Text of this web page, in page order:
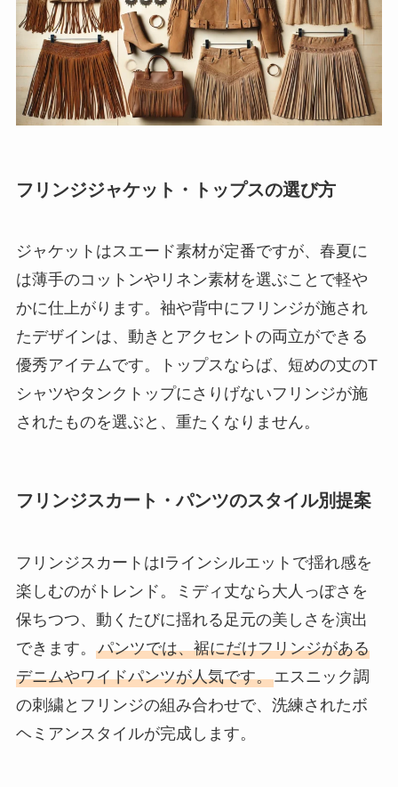
フリンジジャケット・トップスの選び方
ジャケットはスエード素材が定番ですが、春夏に
は薄手のコットンやリネン素材を選ぶことで軽や
かに仕上がります。袖や背中にフリンジが施され
たデザインは、動きとアクセントの両立ができる
優秀アイテムです。トップスならば、短めの丈のT
シャツやタンクトップにさりげないフリンジが施
されたものを選ぶと、重たくなりません。
フリンジスカート・パンツのスタイル別提案
フリンジスカートはIラインシルエットで揺れ感を
楽しむのがトレンド。ミディ丈なら大人っぽさを
保ちつつ、動くたびに揺れる足元の美しさを演出
できます。 パンツでは、裾にだけフリンジがある
デニムやワイドパンツが人気です。エスニック調
の刺繍とフリンジの組み合わせで、洗練されたボ
ヘミアンスタイルが完成します。